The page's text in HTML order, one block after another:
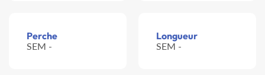
Perche
SEM -
Longueur
SEM -